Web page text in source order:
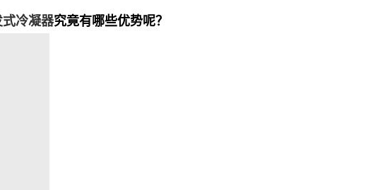
冷凝器究竟有哪些优势呢？